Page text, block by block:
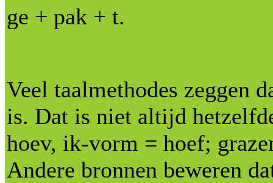
ge + pak + t.
Veel taalmethodes zeggen
is. Dat is niet altijd
hoev, ik-vorm = hoef;
Andere bronnen beweren